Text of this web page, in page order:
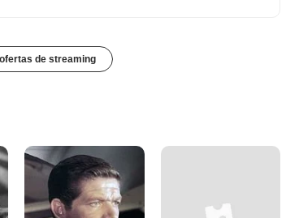
de streaming